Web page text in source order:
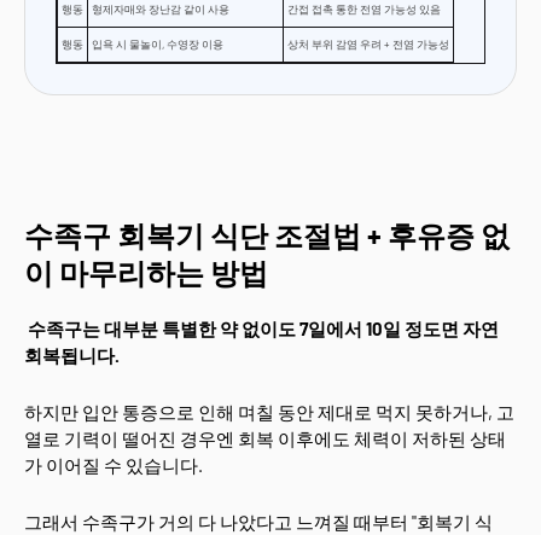
행동 형제자매와 장난감 같이 사용 간접 접촉 통한 전염 가능성 있음
행동 입욕 시 물놀이, 수영장 이용 상처 부위 감염 우려 + 전염 가능성
수족구 회복기 식단 조절법 + 후유증 없
이 마무리하는 방법
수족구는 대부분 특별한 약 없이도 7일에서 10일 정도면 자연
회복됩니다.
하지만 입안 통증으로 인해 며칠 동안 제대로 먹지 못하거나, 고
열로 기력이 떨어진 경우엔 회복 이후에도 체력이 저하된 상태
가 이어질 수 있습니다.
그래서 수족구가 거의 다 나았다고 느껴질 때부터 "회복기 식